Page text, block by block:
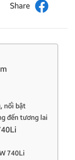
nổi bật
đến tương lai
740Li